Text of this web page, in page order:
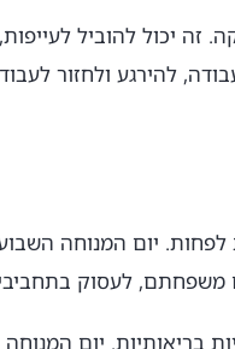
יכול להוביל
להירגע ולחזור
יש לתת לעובדים יום מנוחה שבועי של 36 שעות לפחות. יום
לעסוק
בריאותיות. יום